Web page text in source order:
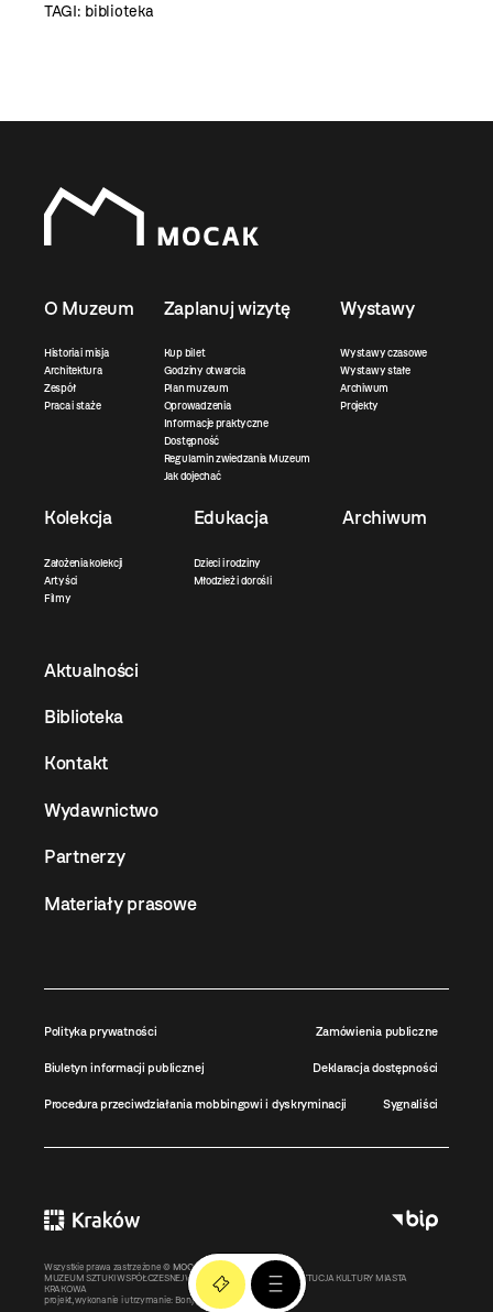
TAGI: biblioteka
O Muzeum
Historia i misja
Architektura
Zespół
Praca i staże
Zaplanuj wizytę
Kup bilet
Godziny otwarcia
Plan muzeum
Oprowadzenia
Informacje praktyczne
Dostępność
Regulamin zwiedzania Muzeum
Jak dojechać
Wystawy
Wystawy czasowe
Wystawy stałe
Archiwum
Projekty
Kolekcja
Założenia kolekcji
Artyści
Filmy
Edukacja
Dzieci i rodziny
Młodzież i dorośli
Archiwum
Aktualności
Biblioteka
Kontakt
Wydawnictwo
Partnerzy
Materiały prasowe
Polityka prywatności Zamówienia publiczne
Biuletyn informacji publicznej Deklaracja dostępności
Procedura przeciwdziałania mobbingowi i dyskryminacji Sygnaliści
Wszystkie prawa zastrzeżone © MOCAK2011-2026
MUZEUM SZTUKI WSPÓŁCZESNEJ W KRAKOWIE MOCAK – INSTYTUCJA KULTURY MIASTA
KRAKOWA
projekt, wykonanie i utrzymanie: Bonjour.pl